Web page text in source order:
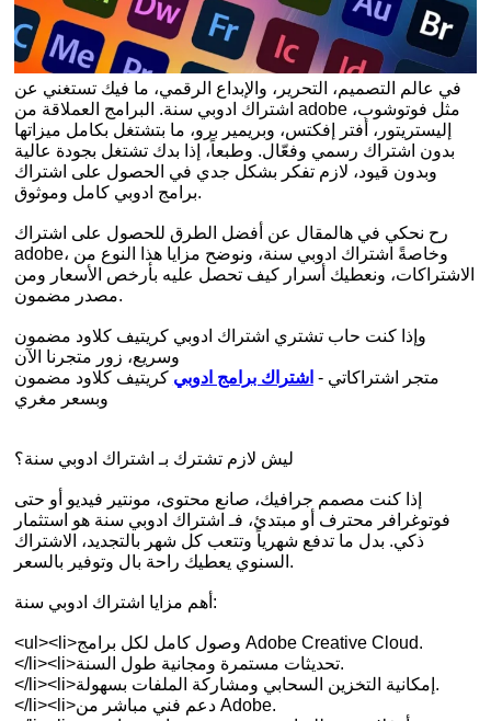
في عالم التصميم، التحرير، والإبداع الرقمي، ما فيك تستغني عن
اشتراك ادوبي سنة. البرامج العملاقة من adobe مثل فوتوشوب،
إليستريتور، أفتر إفكتس، وبريمير برو، ما بتشتغل بكامل ميزاتها
بدون اشتراك رسمي وفعّال. وطبعاً، إذا بدك تشتغل بجودة عالية
وبدون قيود، لازم تفكر بشكل جدي في الحصول على اشتراك
برامج ادوبي كامل وموثوق.
رح نحكي في هالمقال عن أفضل الطرق للحصول على اشتراك
adobe، وخاصةً اشتراك ادوبي سنة، ونوضح مزايا هذا النوع من
الاشتراكات، ونعطيك أسرار كيف تحصل عليه بأرخص الأسعار ومن
مصدر مضمون.
وإذا كنت حاب تشتري اشتراك ادوبي كريتيف كلاود مضمون
وسريع، زور متجرنا الآن
متجر اشتراكاتي - اشتراك برامج ادوبي كريتيف كلاود مضمون
وبسعر مغري
ليش لازم تشترك بـ اشتراك ادوبي سنة؟
إذا كنت مصمم جرافيك، صانع محتوى، مونتير فيديو أو حتى
فوتوغرافر محترف أو مبتدئ، فـ اشتراك ادوبي سنة هو استثمار
ذكي. بدل ما تدفع شهرياً وتتعب كل شهر بالتجديد، الاشتراك
السنوي يعطيك راحة بال وتوفير بالسعر.
أهم مزايا اشتراك ادوبي سنة:
<ul><li>وصول كامل لكل برامج Adobe Creative Cloud.
</li><li>تحديثات مستمرة ومجانية طول السنة.
</li><li>إمكانية التخزين السحابي ومشاركة الملفات بسهولة.
</li><li>دعم فني مباشر من Adobe.